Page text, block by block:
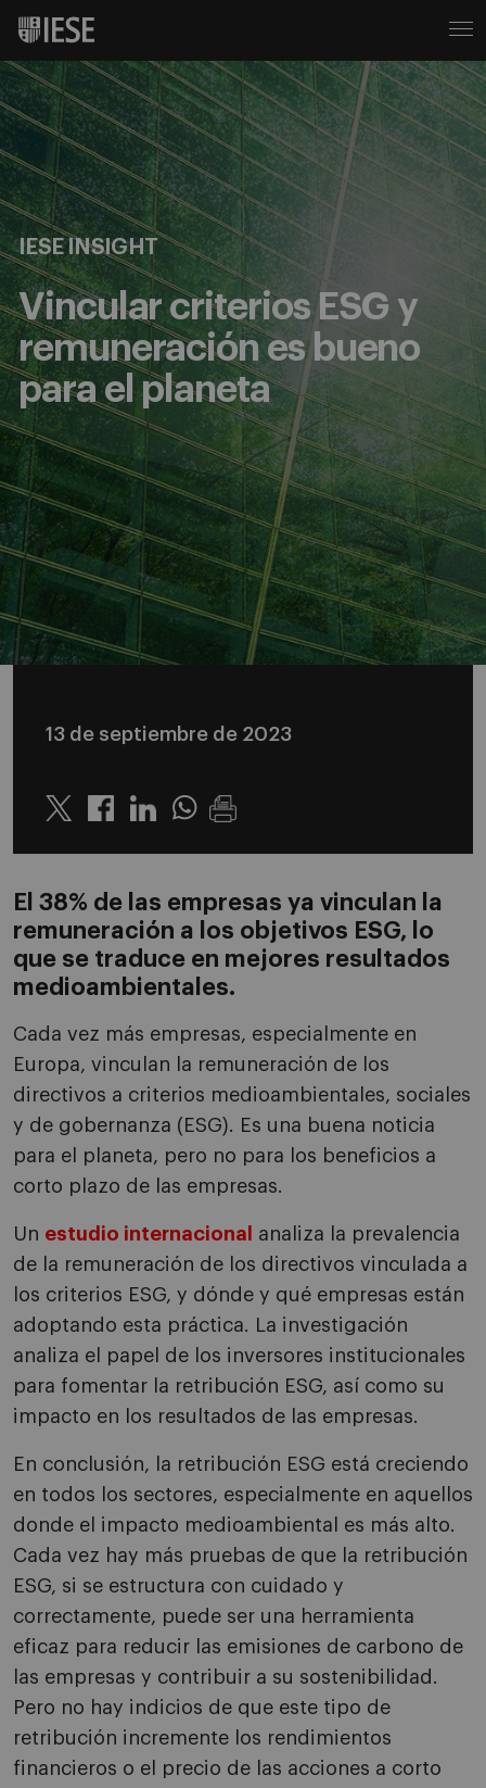
IESE INSIGHT
Vincular criterios ESG y
remuneración es bueno
para el planeta
13 de septiembre de 2023
Twitter LinkedinWhatsapp
El 38% de las empresas ya vinculan la
remuneración a los objetivos ESG, lo
que se traduce en mejores resultados
medioambientales.
Cada vez más empresas, especialmente en
Europa, vinculan la remuneración de los
directivos a criterios medioambientales, sociales
y de gobernanza (ESG). Es una buena noticia
para el planeta, pero no para los beneficios a
corto plazo de las empresas.
Un estudio internacional
analiza la prevalencia
de la remuneración de los directivos vinculada a
los criterios ESG, y dónde y qué empresas están
adoptando esta práctica. La investigación
analiza el papel de los inversores institucionales
para fomentar la retribución ESG, así como su
impacto en los resultados de las empresas.
En conclusión, la retribución ESG está creciendo
en todos los sectores, especialmente en aquellos
donde el impacto medioambiental es más alto.
Cada vez hay más pruebas de que la retribución
ESG, si se estructura con cuidado y
correctamente, puede ser una herramienta
eficaz para reducir las emisiones de carbono de
las empresas y contribuir a su sostenibilidad.
Pero no hay indicios de que este tipo de
retribución incremente los rendimientos
financieros o el precio de las acciones a corto